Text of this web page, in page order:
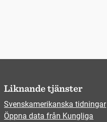
Liknande tjänster
Svenskamerikanska tidningar
Öppna data från Kungliga